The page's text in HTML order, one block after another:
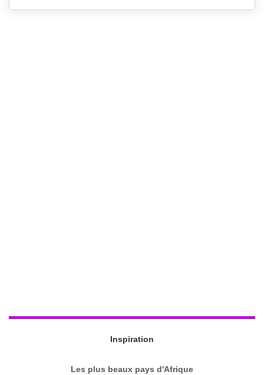
Inspiration
Les plus beaux pays d'Afrique